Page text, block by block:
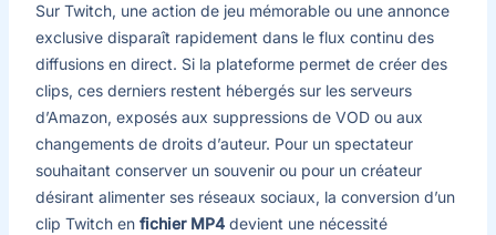
Sur Twitch, une action de jeu mémorable ou une annonce
exclusive disparaît rapidement dans le flux continu des
diffusions en direct. Si la plateforme permet de créer des
clips, ces derniers restent hébergés sur les serveurs
d’Amazon, exposés aux suppressions de VOD ou aux
changements de droits d’auteur. Pour un spectateur
souhaitant conserver un souvenir ou pour un créateur
désirant alimenter ses réseaux sociaux, la conversion d’un
clip Twitch en fichier MP4devient une nécessité